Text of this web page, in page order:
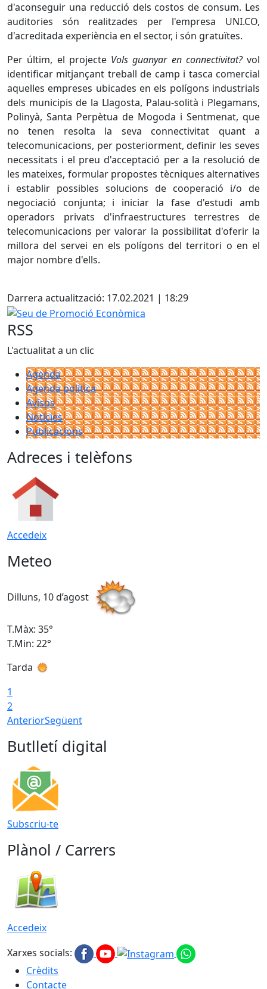
d'aconseguir una reducció dels costos de consum. Les
auditories són realitzades per l'empresa UNI.CO,
d'acreditada experiència en el sector, i són gratuïtes.
Per últim, el projecte Vols guanyar en connectivitat?vol
identificar mitjançant treball de camp i tasca comercial
aquelles empreses ubicades en els polígons industrials
dels municipis de la Llagosta, Palau-solità i Plegamans,
Polinyà, Santa Perpètua de Mogoda i Sentmenat, que
no tenen resolta la seva connectivitat quant a
telecomunicacions, per posteriorment, definir les seves
necessitats i el preu d'acceptació per a la resolució de
les mateixes, formular propostes tècniques alternatives
i establir possibles solucions de cooperació i/o de
negociació conjunta; i iniciar la fase d'estudi amb
operadors privats d'infraestructures terrestres de
telecomunicacions per valorar la possibilitat d'oferir la
millora del servei en els polígons del territori o en el
major nombre d'ells.
Darrera actualització: 17.02.2021 | 18:29
Seu de Promoció Econòmica
RSS
L'actualitat a un clic
Agenda
Agenda política
Avisos
Notícies
Publicacions
Adreces i telèfons
Accedeix
Meteo
Dilluns, 10 d’agost
T.Màx: 35°
T.Min: 22°
Tarda
1
2
AnteriorSegüent
Butlletí digital
Subscriu-te
Plànol / Carrers
Accedeix
Xarxes socials:
Crèdits
Contacte